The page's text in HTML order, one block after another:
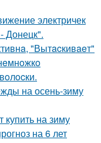
электричек
Донецк".
"Вытacкивaeт"
на осень-зиму
на зиму
на 6 лет